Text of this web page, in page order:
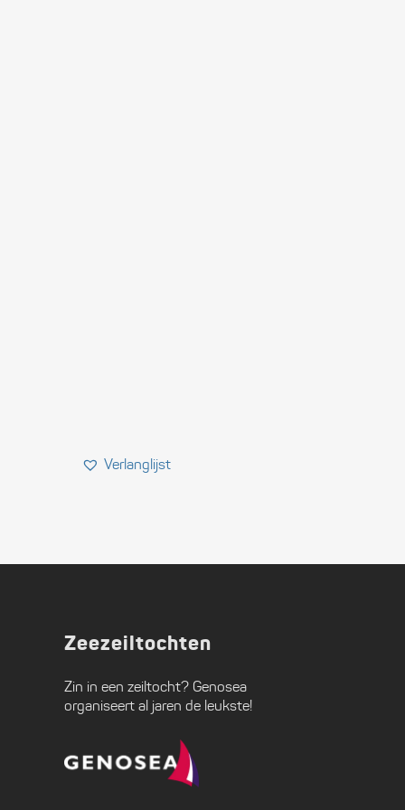
Zeezeiltochten
Zin in een zeiltocht? Genosea
organiseert al jaren de leukste!